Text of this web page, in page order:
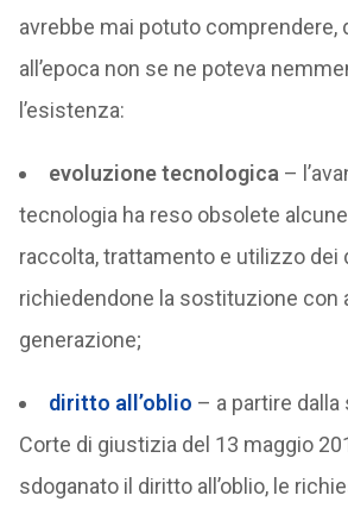
avrebbe mai potuto comprendere,
all’epoca non se ne poteva
l’esistenza:
evoluzione tecnologica –
tecnologia ha reso obsolete
raccolta, trattamento e utilizzo dei
richiedendone la sostituzione con
generazione;
diritto all’oblio – a partire
Corte di giustizia del 13 maggio
sdoganato il diritto all’oblio, le